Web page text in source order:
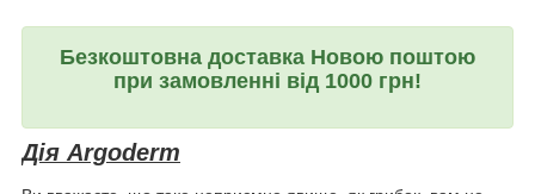
Безкоштовна доставка Новою поштою
при замовленні від 1000 грн!
Дія Argoderm